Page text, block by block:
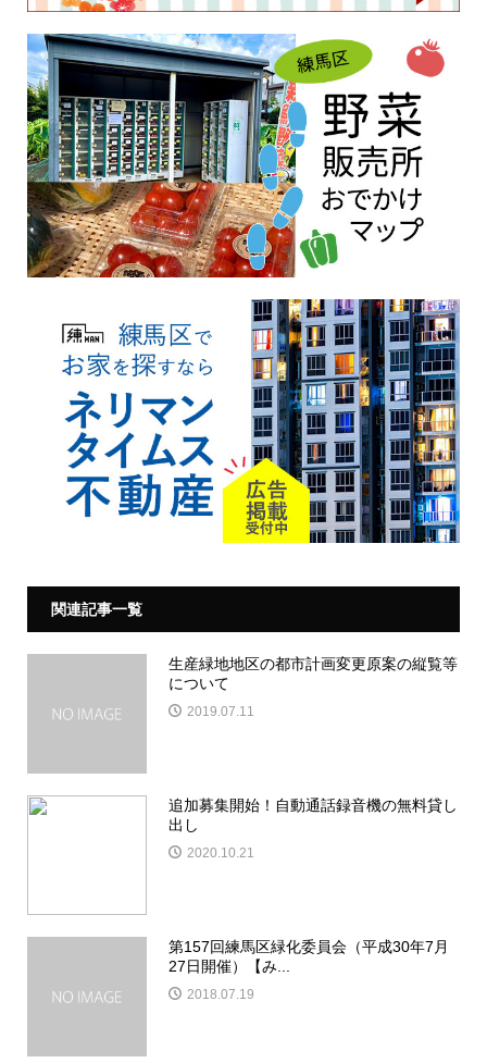
関連記事一覧
生産緑地地区の都市計画変更原案の縦覧等
について
2019.07.11
追加募集開始！自動通話録音機の無料貸し
出し
2020.10.21
第157回練馬区緑化委員会（平成30年7月
27日開催）【み...
2018.07.19